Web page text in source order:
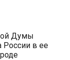
Думы
России в ее